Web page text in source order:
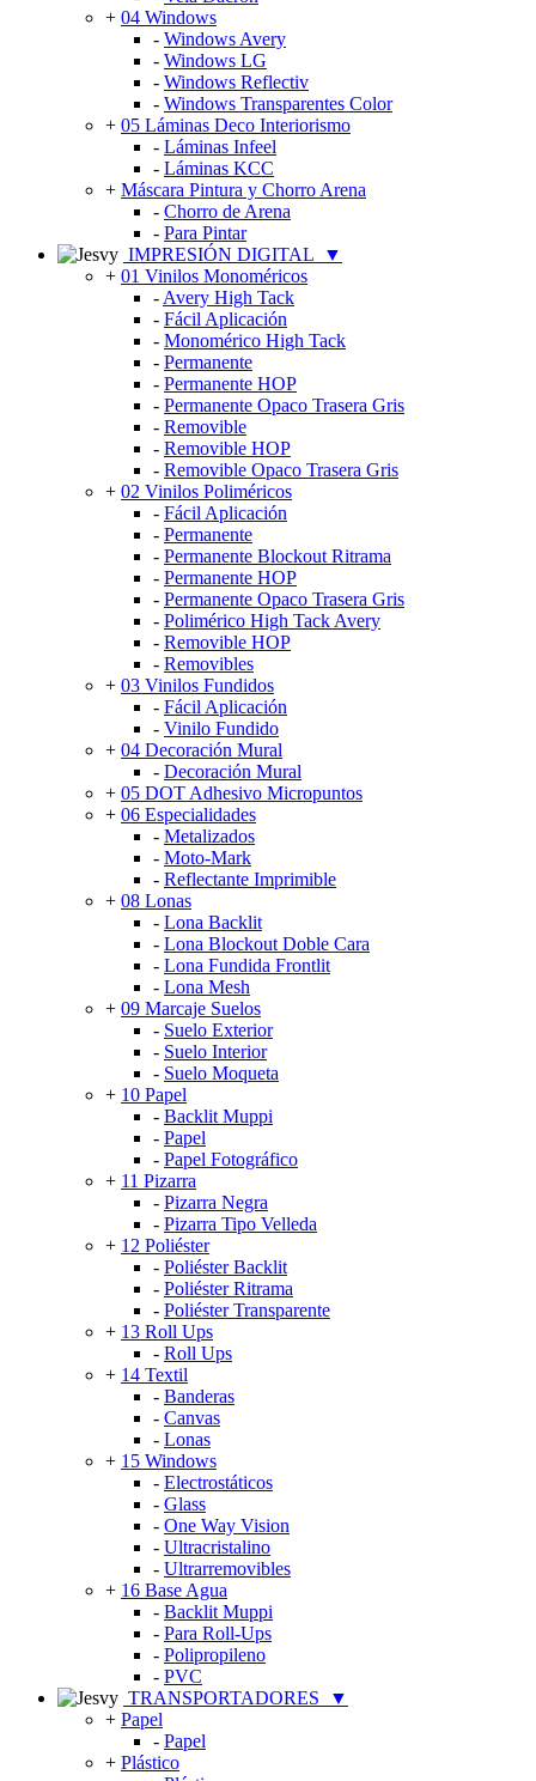
+ 04 Windows
- Windows Avery
- Windows LG
- Windows Reflectiv
- Windows Transparentes Color
+ 05 Láminas Deco Interiorismo
- Láminas Infeel
- Láminas KCC
+ Máscara Pintura y Chorro Arena
- Chorro de Arena
- Para Pintar
IMPRESIÓN DIGITAL
▼
+ 01 Vinilos Monoméricos
- Avery High Tack
- Fácil Aplicación
- Monomérico High Tack
- Permanente
- Permanente HOP
- Permanente Opaco Trasera Gris
- Removible
- Removible HOP
- Removible Opaco Trasera Gris
+ 02 Vinilos Poliméricos
- Fácil Aplicación
- Permanente
- Permanente Blockout Ritrama
- Permanente HOP
- Permanente Opaco Trasera Gris
- Polimérico High Tack Avery
- Removible HOP
- Removibles
+ 03 Vinilos Fundidos
- Fácil Aplicación
- Vinilo Fundido
+ 04 Decoración Mural
- Decoración Mural
+ 05 DOT Adhesivo Micropuntos
+ 06 Especialidades
- Metalizados
- Moto-Mark
- Reflectante Imprimible
+ 08 Lonas
- Lona Backlit
- Lona Blockout Doble Cara
- Lona Fundida Frontlit
- Lona Mesh
+ 09 Marcaje Suelos
- Suelo Exterior
- Suelo Interior
- Suelo Moqueta
+ 10 Papel
- Backlit Muppi
- Papel
- Papel Fotográfico
+ 11 Pizarra
- Pizarra Negra
- Pizarra Tipo Velleda
+ 12 Poliéster
- Poliéster Backlit
- Poliéster Ritrama
- Poliéster Transparente
+ 13 Roll Ups
- Roll Ups
+ 14 Textil
- Banderas
- Canvas
- Lonas
+ 15 Windows
- Electrostáticos
- Glass
- One Way Vision
- Ultracristalino
- Ultrarremovibles
+ 16 Base Agua
- Backlit Muppi
- Para Roll-Ups
- Polipropileno
- PVC
TRANSPORTADORES
▼
+ Papel
- Papel
+ Plástico